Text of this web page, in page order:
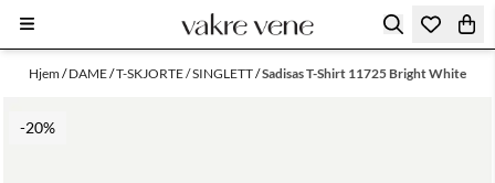
Hopp til innhold
Hjem/DAME/T-SKJORTE / SINGLETT/Sadisas T-Shirt 11725 Bright White
-20%